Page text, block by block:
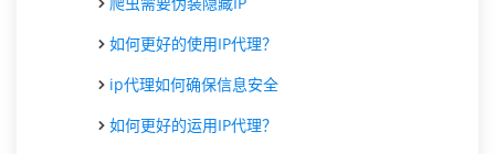
如何更好的使用IP代理？
ip代理如何确保信息安全
如何更好的运用IP代理？